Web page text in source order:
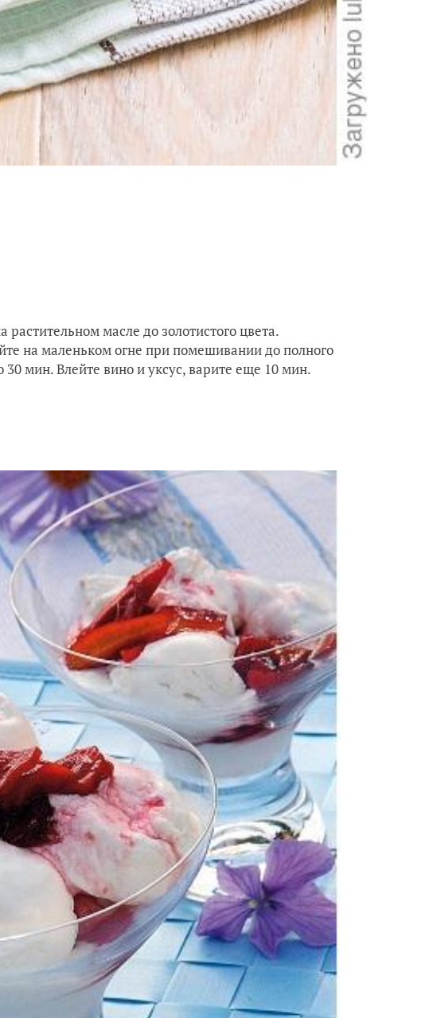
масле до золотистого цвета.
на маленьком огне при помешивании до полного
мин. Влейте вино и уксус, варите еще 10 мин.